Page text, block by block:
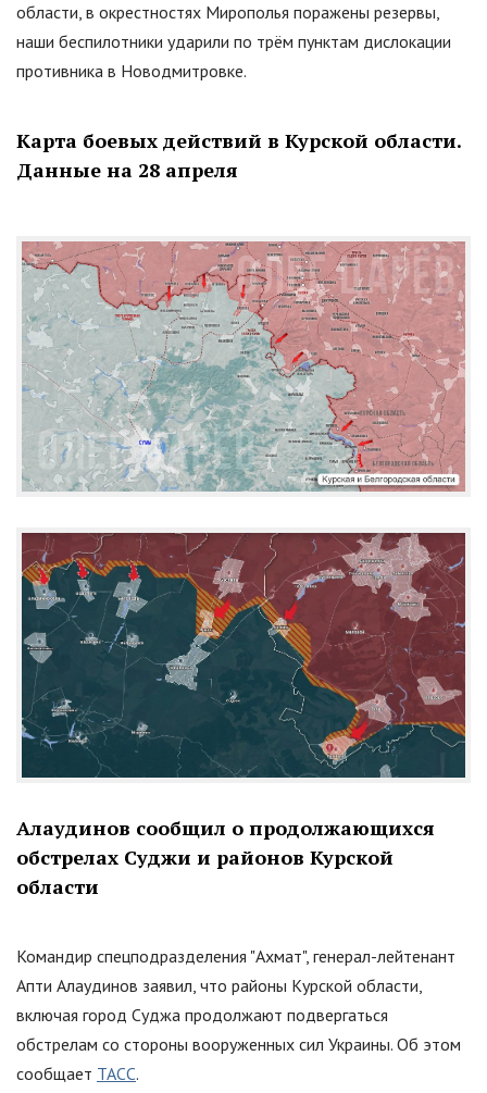
области, в окрестностях Мирополья поражены резервы,
наши беспилотники ударили по трём пунктам дислокации
противника в Новодмитровке.
Карта боевых действий в Курской области.
Данные на 28 апреля
Алаудинов сообщил о продолжающихся
обстрелах Суджи и районов Курской
области
Командир спецподразделения "Ахмат", генерал-лейтенант
Апти Алаудинов заявил, что районы Курской области,
включая город Суджа продолжают подвергаться
обстрелам со стороны вооруженных сил Украины. Об этом
сообщает ТАСС.